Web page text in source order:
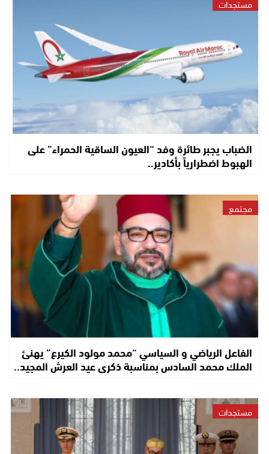
مستجدات
الضباب يجبر طائرة وفد “العيون الساقية الحمراء” على
الهبوط اضطرارياً بأكادير..
مجتمع
الفاعل الرياضي و السياسي “محمد مولود الكيرع” يهنئ
الملك محمد السادس بمناسبة ذكرى عيد العرش المجيد..
مستجدات